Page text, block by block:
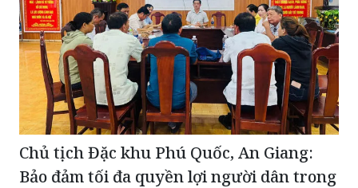
Chủ tịch Đặc khu Phú Quốc, An Giang:
Bảo đảm tối đa quyền lợi người dân trong